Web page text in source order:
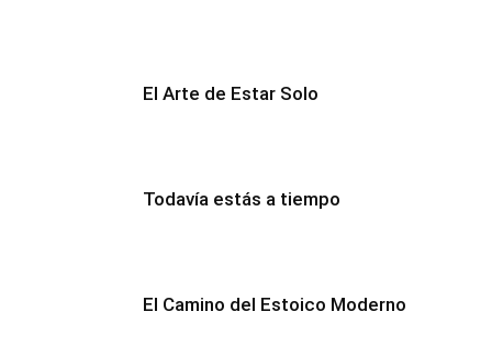
El Arte de Estar Solo
Todavía estás a tiempo
El Camino del Estoico Moderno